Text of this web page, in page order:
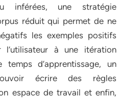
inférées, une stratégie
réduit qui permet de ne
les exemples positifs
à une itération
d’apprentissage, un
écrire des règles
espace de travail et enfin,